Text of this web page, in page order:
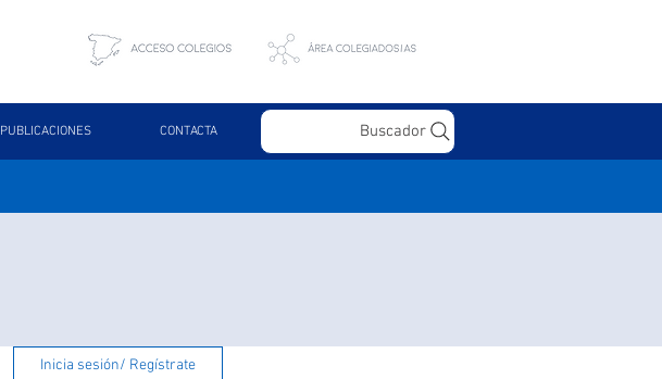
PUBLICACIONES CONTACTA Buscador
Inicia sesión/ Regístrate